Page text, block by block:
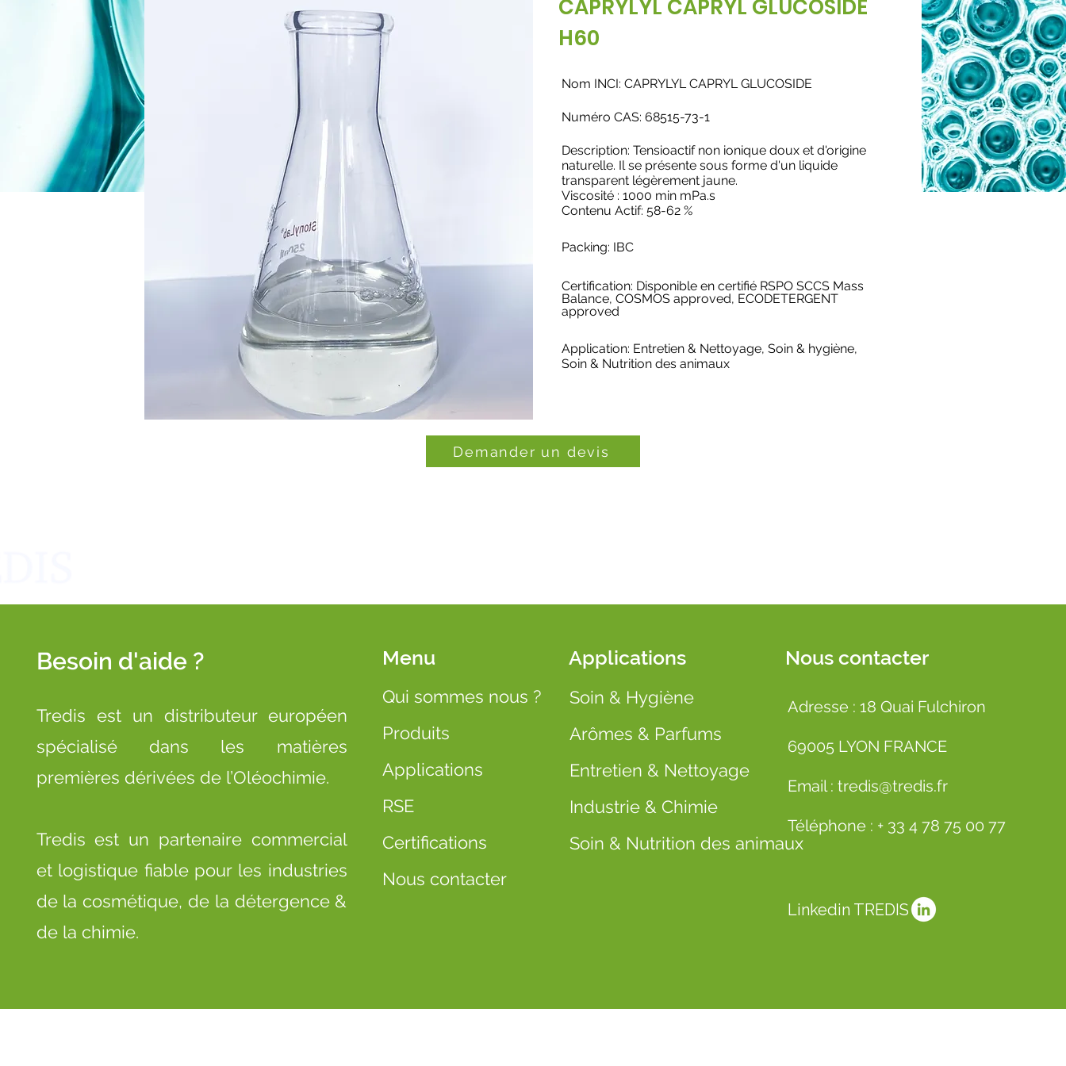
CAPRYLYL CAPRYL GLUCOSIDE
H60
Nom INCI: CAPRYLYL CAPRYL GLUCOSIDE
Numéro CAS: 68515-73-1
Description: Tensioactif non ionique doux et d'origine
naturelle. Il se présente sous forme d'un liquide
transparent légèrement jaune.
Viscosité : 1000 min mPa.s
Contenu Actif: 58-62 %
Packing: IBC
Certification: Disponible en certifié RSPO SCCS Mass
Balance, COSMOS approved, ECODETERGENT
approved
Application: Entretien & Nettoyage, Soin & hygiène,
Soin & Nutrition des animaux
Demander un devis
Besoin d'aide ?
Tredis est un distributeur européen
spécialisé dans les matières
premières dérivées de l’Oléochimie.
Tredis est un partenaire commercial
et logistique fiable pour les industries
de la cosmétique, de la détergence &
de la chimie.
Menu
Qui sommes nous ?
Produits
Applications
RSE
Certifications
Nous contacter
Applications
Soin & Hygiène
Arômes & Parfums
Entretien & Nettoyage
Industrie & Chimie
Soin & Nutrition des animaux
Nous contacter
Linkedin TREDIS
Adresse : 18 Quai Fulchiron
69005 LYON FRANCE
Email : tredis@tredis.fr
Téléphone : + 33 4 78 75 00 77